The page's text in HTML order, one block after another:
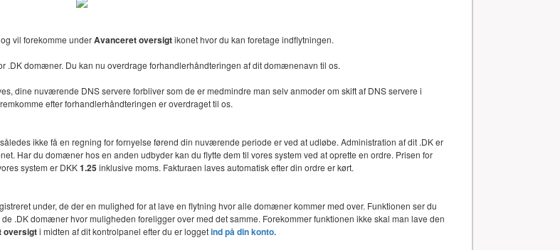
vil forekomme underAvanceret oversigtikonet hvor du kan foretage indflytningen.
.DK domæner. Du kan nu overdrage forhandlerhåndteringen af dit domænenavn til os.
dine nuværende DNS servere forbliver som de er medmindre man selv anmoder om skift af DNS servere i
efter forhandlerhåndteringen er overdraget til os.
ikke få en regning for fornyelse førend din nuværende periode er ved at udløbe. Administration af dit .DK er
Har du domæner hos en anden udbyder kan du flytte dem til vores system ved at oprette en ordre. Prisen for
system er DKK1.25inklusive moms. Fakturaen laves automatisk efter din ordre er kørt.
under, de der en mulighed for at lave en flytning hvor alle domæner kommer med over. Funktionen ser du
.DK domæner hvor muligheden foreligger over med det samme. Forekommer funktionen ikke skal man lave den
oversigti midten af dit kontrolpanel efter du er loggetind på din konto.